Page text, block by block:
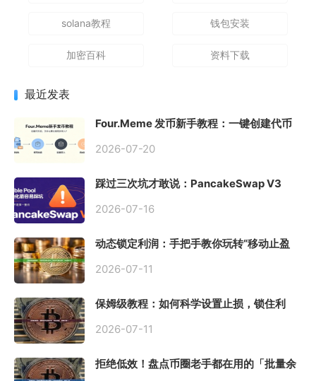
solana教程 钱包安装
加密百科 资料下载
最近发表
Four.Meme 发币新手教程：一键创建代币
2026-07-20
踩过三次坑才敢说：PancakeSwap V3
初始化
2026-07-16
动态锁定利润：手把手教你玩转“移动止盈
2026-07-11
保姆级教程：如何科学设置止损，锁住利
2026-07-11
拒绝低效！盘点币圈老手都在用的「批量余